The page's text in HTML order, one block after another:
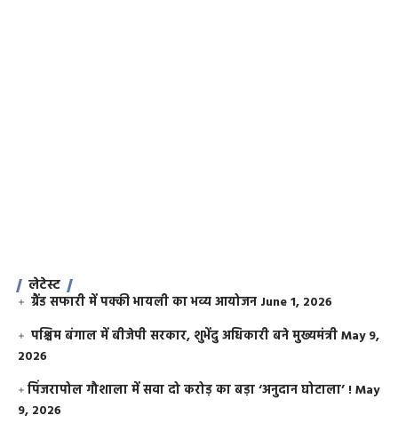
लेटेस्ट
ग्रैंड सफारी में पक्की भायली का भव्य आयोजन June 1, 2026
पश्चिम बंगाल में बीजेपी सरकार, शुभेंदु अधिकारी बने मुख्यमंत्रीMay 9,
2026
​पिंजरापोल गौशाला में सवा दो करोड़ का बड़ा ‘अनुदान घोटाला’ !May
9, 2026